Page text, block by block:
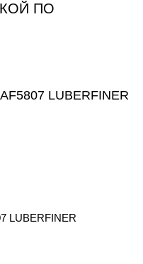
ПО
LUBERFINER
LUBERFINER